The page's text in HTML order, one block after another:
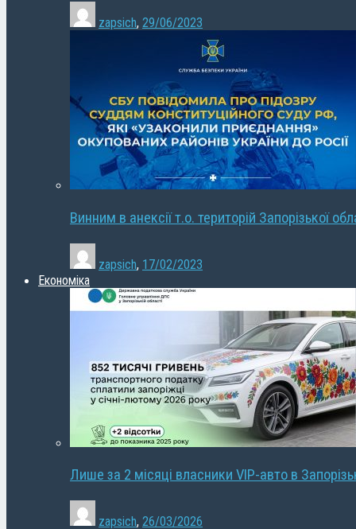
zapsich, 29/06/2023
Винним в анексії т.о. територій Запорізької
zapsich, 17/02/2023
Економіка
Лише за 2 місяці власники VIP-авто в
zapsich, 26/03/2026